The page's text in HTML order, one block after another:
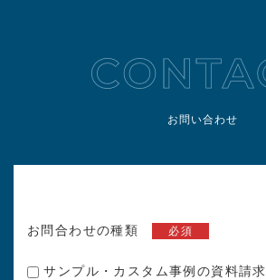
お問い合わせ
お問合わせの種類 必須
サンプル・カスタム事例の資料請求